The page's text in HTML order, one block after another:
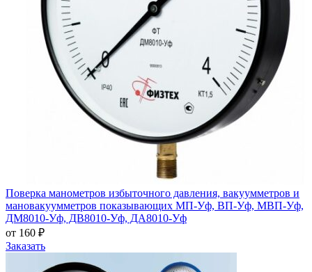
Поверка манометров избыточного давления, вакуумметров и
мановакуумметров показывающих МП-Уф, ВП-Уф, МВП-Уф,
ДМ8010-Уф, ДВ8010-Уф, ДА8010-Уф
от 160 ₽
Заказать